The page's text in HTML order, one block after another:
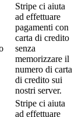
Stripe ci aiuta
ad effettuare
pagamenti con
carta di credito
senza
memorizzare il
numero di carta
di credito sui
nostri server.
Stripe ci aiuta
ad effettuare